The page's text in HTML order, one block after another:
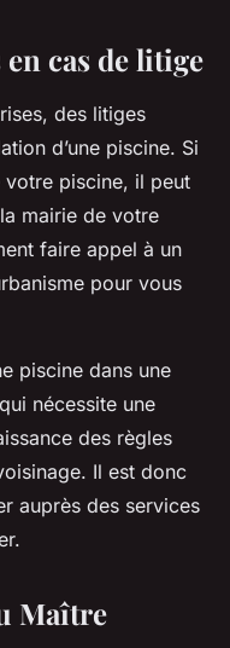
cas de litige
des litiges
d’une piscine. Si
piscine, il peut
mairie de votre
faire appel à un
pour vous
piscine dans une
nécessite une
des règles
Il est donc
auprès des services
Maître